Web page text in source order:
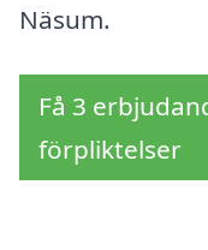
Näsum.
Få 3
förpliktelser